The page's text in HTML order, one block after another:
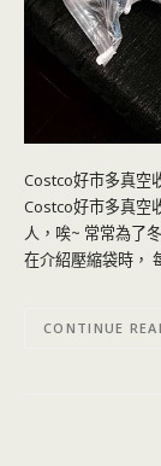
Costco好市多真空
Costco好市多真空
人，唉~ 常常為了
在介紹壓縮袋時，
CONTINUE